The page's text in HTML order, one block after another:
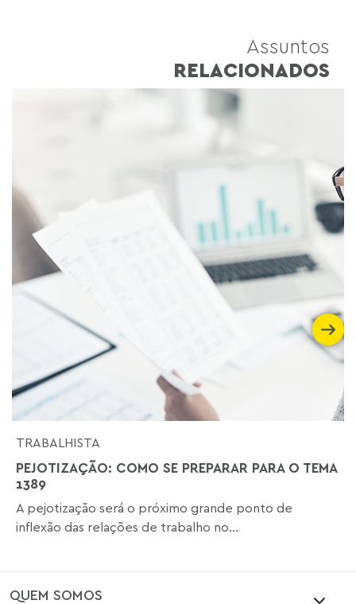
Assuntos
RELACIONADOS
TRABALHISTA
PEJOTIZAÇÃO: COMO SE PREPARAR PARA O TEMA
1389
A pejotização será o próximo grande ponto de
inflexão das relações de trabalho no...
QUEM SOMOS